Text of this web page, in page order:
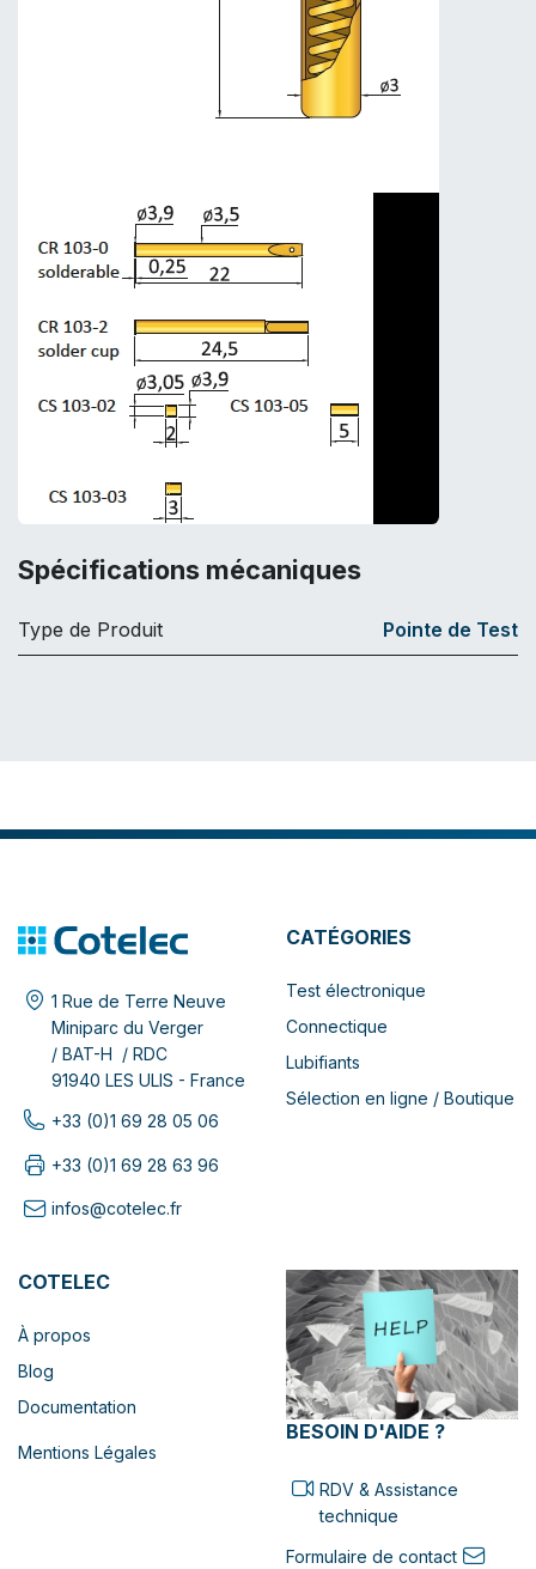
Spécifications mécaniques
Type de Produit Pointe de Test
1 Rue de Terre Neuve
Miniparc du Verger
/ BAT-H / RDC
91940 LES ULIS - France
+33 (0)1 69 28 05 06
+33 (0)1 69 28 63 96
infos@cotelec.fr
CATÉGORIES
Test électronique
Connectique
Lubifiants
Sélection en ligne / Boutique
COTELEC
À propos
Blog
Documentation
Mentions Légales
BESOIN D'AIDE ?
RDV & Assistance
technique
Formulaire de contact